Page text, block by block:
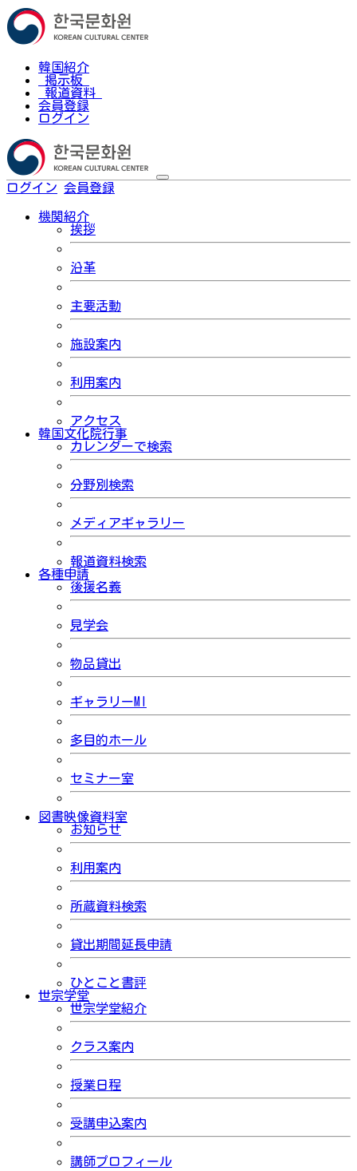
韓国紹介
掲示板
報道資料
会員登録
ログイン
ログイン 会員登録
機関紹介
挨拶
沿革
主要活動
施設案内
利用案内
アクセス
韓国文化院行事
カレンダーで検索
分野別検索
メディアギャラリー
報道資料検索
各種申請
後援名義
見学会
物品貸出
ギャラリーMI
多目的ホール
セミナー室
図書映像資料室
お知らせ
利用案内
所蔵資料検索
貸出期間延長申請
ひとこと書評
世宗学堂
世宗学堂紹介
クラス案内
授業日程
受講申込案内
講師プロフィール